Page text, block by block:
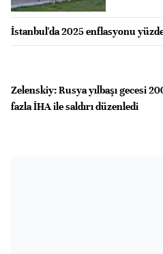
İstanbul'da 2025 enflasyonu
Zelenskiy: Rusya yılbaşı gecesi
fazla İHA ile saldırı düzenledi